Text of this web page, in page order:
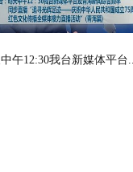
午12:30我台新媒体平台...